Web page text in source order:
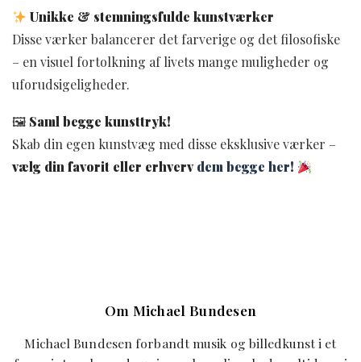
Unikke & stemningsfulde kunstværker
Disse værker balancerer det farverige og det filosofiske
– en visuel fortolkning af livets mange muligheder og
uforudsigeligheder.
🖼 Saml begge kunsttryk!
Skab din egen kunstvæg med disse eksklusive værker –
vælg din favorit eller erhvervdem begge her!
Om Michael Bundesen
Michael Bundesen forbandt musik og billedkunst i et